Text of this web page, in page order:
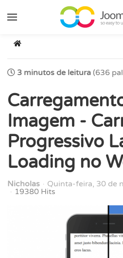
Pular para o conteúdo
Início
3 minutos de leitura (636
Imagem -
Progressivo
Loading no
Nicholas
Quinta-feira, 30 de
19380 Hits